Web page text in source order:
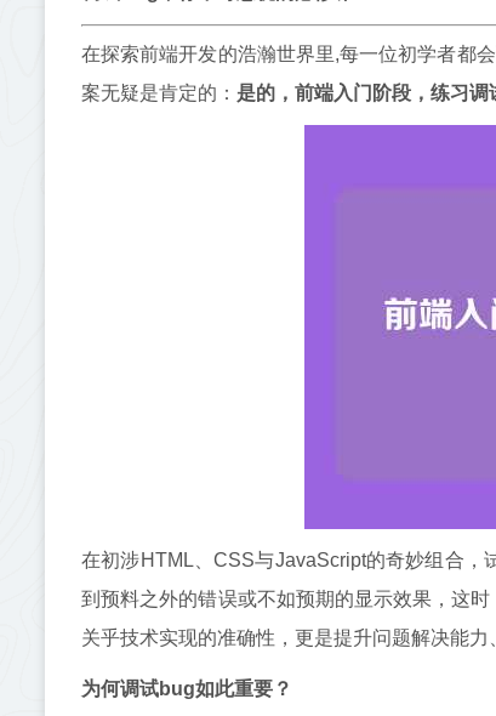
在探索前端开发的浩瀚世界里,每一位初学者
案无疑是肯定的： 是的，前端入门阶段，练习调
在初涉HTML、CSS与JavaScript的奇妙组合，
到预料之外的错误或不如预期的显示效果，这时
关乎技术实现的准确性，更是提升问题解决能力
为何调试bug如此重要？